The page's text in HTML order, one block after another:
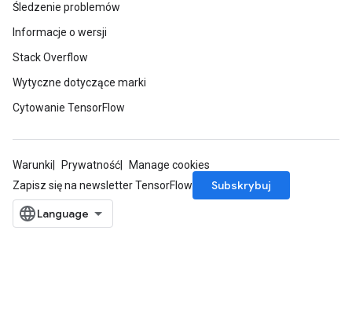
Śledzenie problemów
Informacje o wersji
Stack Overflow
Wytyczne dotyczące marki
Cytowanie TensorFlow
Warunki Prywatność
Manage cookies
Zapisz się na newsletter TensorFlow
Subskrybuj